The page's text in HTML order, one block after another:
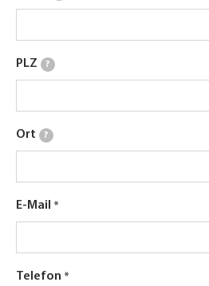
PLZ ?
Ort ?
E-Mail
Telefon